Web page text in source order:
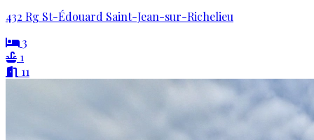
432 Rg St-Édouard Saint-Jean-sur-Richelieu
3
1
11